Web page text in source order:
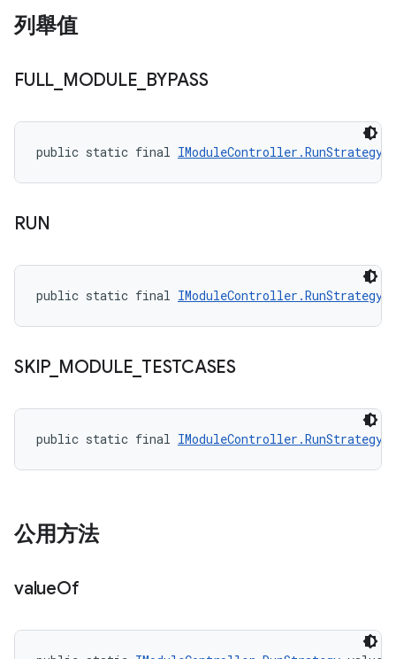
列舉值
FULL MODULE BYPASS
public static final IModuleController.RunStrategy
RUN
public static final IModuleController.RunStrategy
SKIP_ MODULE TESTCASES
public static final IModuleController.RunStrategy
公用方法
valueOf